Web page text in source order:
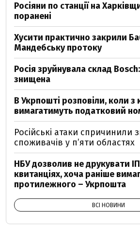
Росіяни по станції на
поранені
Хусити практично закрили
Мандебську протоку
Росія зруйнувала склад
знищена
В Укрпошті розповіли, коли з
вимагатимуть податковий
Російські атаки спричинили
споживачів у п’яти областях
НБУ дозволив не друкувати
квитанціях, хоча раніше
протилежного – Укрпошта
ВСІ НОВИНИ